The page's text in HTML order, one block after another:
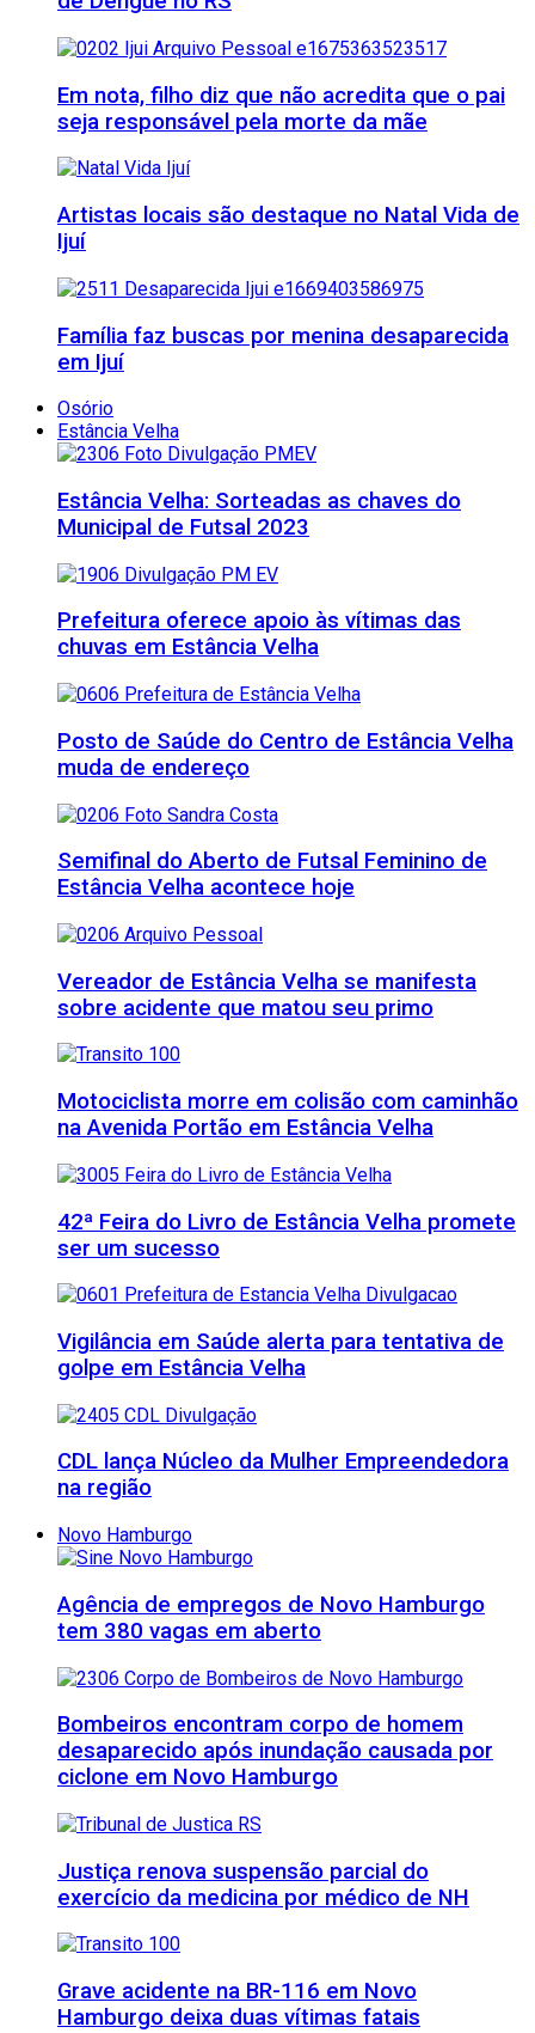
Em nota, filho diz que não acredita que o pai
seja responsável pela morte da mãe
Artistas locais são destaque no Natal Vida de
Ijuí
Família faz buscas por menina desaparecida
em Ijuí
Osório
Estância Velha
Estância Velha: Sorteadas as chaves do
Municipal de Futsal 2023
Prefeitura oferece apoio às vítimas das
chuvas em Estância Velha
Posto de Saúde do Centro de Estância Velha
muda de endereço
Semifinal do Aberto de Futsal Feminino de
Estância Velha acontece hoje
Vereador de Estância Velha se manifesta
sobre acidente que matou seu primo
Motociclista morre em colisão com caminhão
na Avenida Portão em Estância Velha
42ª Feira do Livro de Estância Velha promete
ser um sucesso
Vigilância em Saúde alerta para tentativa de
golpe em Estância Velha
CDL lança Núcleo da Mulher Empreendedora
na região
Novo Hamburgo
Agência de empregos de Novo Hamburgo
tem 380 vagas em aberto
Bombeiros encontram corpo de homem
desaparecido após inundação causada por
ciclone em Novo Hamburgo
Justiça renova suspensão parcial do
exercício da medicina por médico de NH
Grave acidente na BR-116 em Novo
Hamburgo deixa duas vítimas fatais